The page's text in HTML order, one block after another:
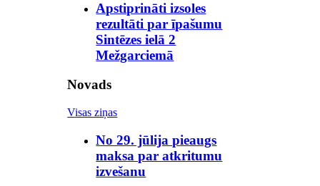
Apstiprināti izsoles
rezultāti par īpašumu
Sintēzes ielā 2
Mežgarciemā
Novads
Visas ziņas
No 29. jūlija pieaugs
maksa par atkritumu
izvešanu